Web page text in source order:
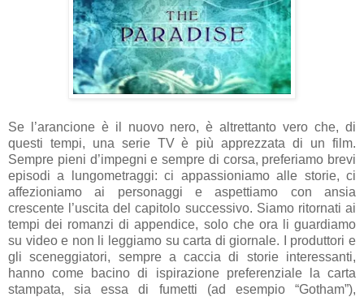
Se l’arancione è il nuovo nero, è altrettanto vero che, di
questi tempi, una serie TV è più apprezzata di un film.
Sempre pieni d’impegni e sempre di corsa, preferiamo brevi
episodi a lungometraggi: ci appassioniamo alle storie, ci
affezioniamo ai personaggi e aspettiamo con ansia
crescente l’uscita del capitolo successivo. Siamo ritornati ai
tempi dei romanzi di appendice, solo che ora li guardiamo
su video e non li leggiamo su carta di giornale. I produttori e
gli sceneggiatori, sempre a caccia di storie interessanti,
hanno come bacino di ispirazione preferenziale la carta
stampata, sia essa di fumetti (ad esempio “Gotham”),